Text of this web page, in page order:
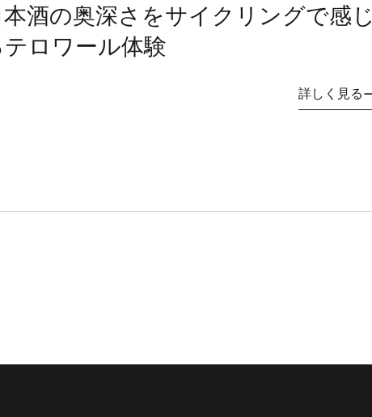
本酒の奥深さをサイクリングで感じ
テロワール体験
詳しく見る